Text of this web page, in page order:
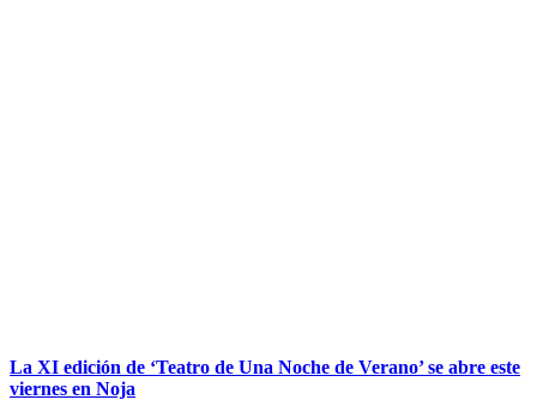
La XI edición de ‘Teatro de Una Noche de Verano’ se abre este
viernes en Noja